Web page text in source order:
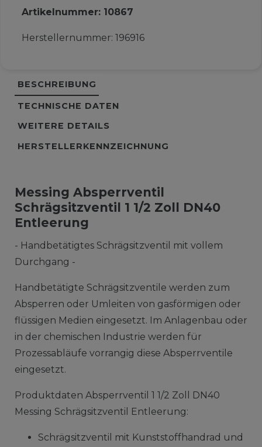
Artikelnummer: 10867
Herstellernummer: 196916
BESCHREIBUNG
TECHNISCHE DATEN
WEITERE DETAILS
HERSTELLERKENNZEICHNUNG
Messing Absperrventil
Schrägsitzventil 1 1/2 Zoll DN40
Entleerung
- Handbetätigtes Schrägsitzventil mit vollem
Durchgang -
Handbetätigte Schrägsitzventile werden zum
Absperren oder Umleiten von gasförmigen oder
flüssigen Medien eingesetzt. Im Anlagenbau oder
in der chemischen Industrie werden für
Prozessabläufe vorrangig diese Absperrventile
eingesetzt.
Produktdaten Absperrventil 1 1/2 Zoll DN40
Messing Schrägsitzventil Entleerung:
Schrägsitzventil mit Kunststoffhandrad und